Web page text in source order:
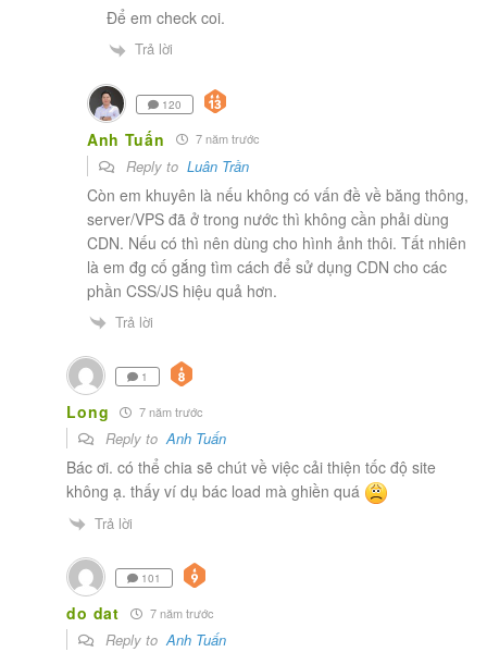
Để em check coi.
Trả lời
120
Anh Tuấn 7 năm trước
Reply to Luân Trần
Còn em khuyên là nếu không có vấn đề về băng thông,
server/VPS đã ở trong nước thì không cần phải dùng
CDN. Nếu có thì nên dùng cho hình ảnh thôi. Tất nhiên
là em đg cố gắng tìm cách để sử dụng CDN cho các
phần CSS/JS hiệu quả hơn.
Trả lời
1
Long 7 năm trước
Reply toAnh Tuấn
Bác ơi. có thể chia sẽ chút về việc cải thiện tốc độ site
không ạ. thấy ví dụ bác load mà ghiền quá
Trả lời
101
do dat 7 năm trước
Reply toAnh Tuấn